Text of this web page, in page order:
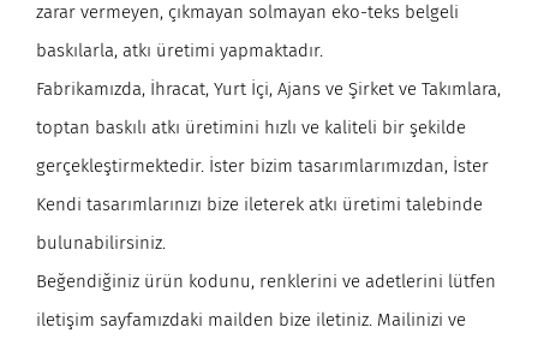
zarar vermeyen, çıkmayan solmayan eko-teks belgeli
baskılarla, atkı üretimi yapmaktadır.
Fabrikamızda, İhracat, Yurt İçi, Ajans ve Şirket ve Takımlara,
toptan baskılı atkı üretimini hızlı ve kaliteli bir şekilde
gerçekleştirmektedir. İster bizim tasarımlarımızdan, İster
Kendi tasarımlarınızı bize ileterek atkı üretimi talebinde
bulunabilirsiniz.
Beğendiğiniz ürün kodunu, renklerini ve adetlerini lütfen
iletişim sayfamızdaki mailden bize iletiniz. Mailinizi ve